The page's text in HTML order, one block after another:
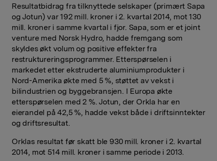
Resultatbidrag fra tilknyttede selskaper (primært Sapa
og Jotun) var 192 mill. kroner i 2. kvartal 2014, mot 130
mill. kroner i samme kvartal i fjor. Sapa, som er et joint
venture med Norsk Hydro, hadde fremgang som
skyldes økt volum og positive effekter fra
restrukturerings­programmer. Etterspørselen i
markedet etter ekstruderte aluminiumprodukter i
Nord-Amerika økte med 5 %, støttet av vekst i
bilindustrien og byggebransjen. I Europa økte
etterspørselen med 2 %. Jotun, der Orkla har en
eierandel på 42,5 %, hadde vekst både i driftsinntekter
og driftsresultat.
Orklas resultat før skatt ble 930 mill. kroner i 2. kvartal
2014, mot 514 mill. kroner i samme periode i 2013.